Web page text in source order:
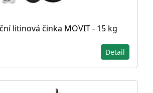
litinová činka MOVIT - 15 kg
Detail